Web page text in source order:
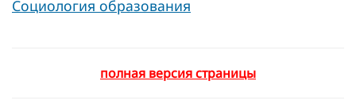
Социология образования
полная версия страницы